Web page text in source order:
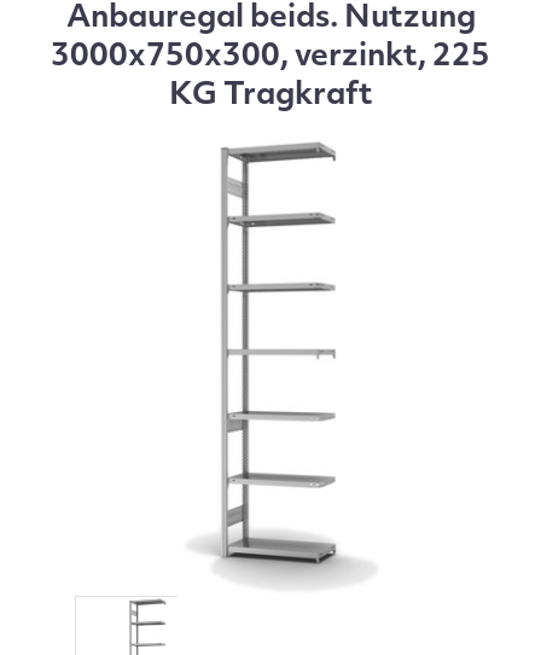
Anbauregal beids. Nutzung
3000x750x300, verzinkt, 225
KG Tragkraft